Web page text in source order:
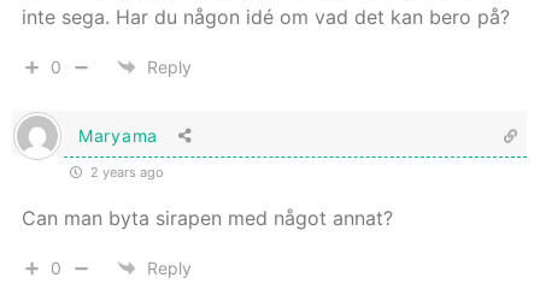
inte sega. Har du någon idé om vad det kan bero på?
0 Reply
Maryama
2 years ago
Can man byta sirapen med något annat?
0 Reply